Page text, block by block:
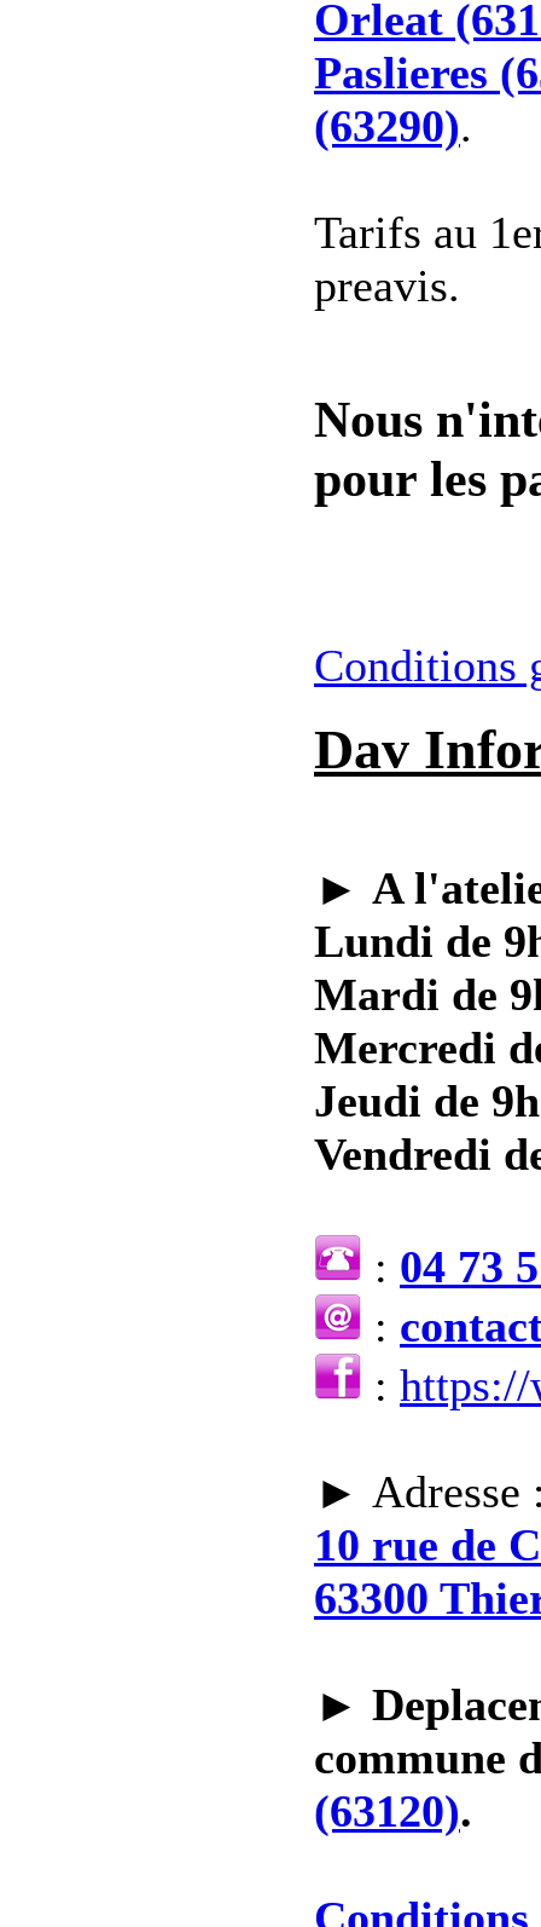
Orleat
Paslieres
(63290).
Tarifs au
preavis.
Nous
pour les
Conditions
Dav
► A
Lundi de
Mardi de
Mercredi
Jeudi de
Vendredi
: 04 73
:
:
► Adresse
10 rue de
63300
►
commune
(63120).